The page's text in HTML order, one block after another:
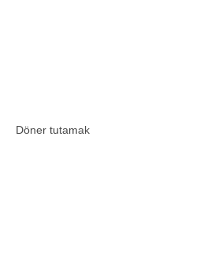
Döner tutamak